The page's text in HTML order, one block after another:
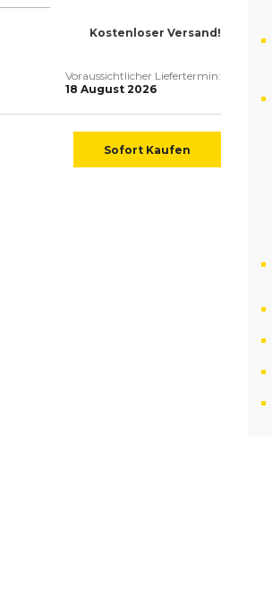
Kostenloser Versand!
Voraussichtlicher Liefertermin:
18 August 2026
Sofort Kaufen